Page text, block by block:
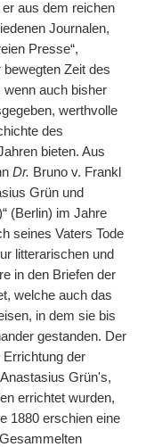
aus dem reichen
Journalen,
Presse“,
Zeit des
wenn auch bisher
werthvolle
des
bieten. Aus
Dr. Bruno v. Frankl
Grün und
(Berlin) im Jahre
seines Vaters Tode
litterarischen und
in den Briefen der
welche auch das
in dem sie bis
gestanden. Der
Errichtung der
Grün's,
errichtet wurden,
1880 erschien eine